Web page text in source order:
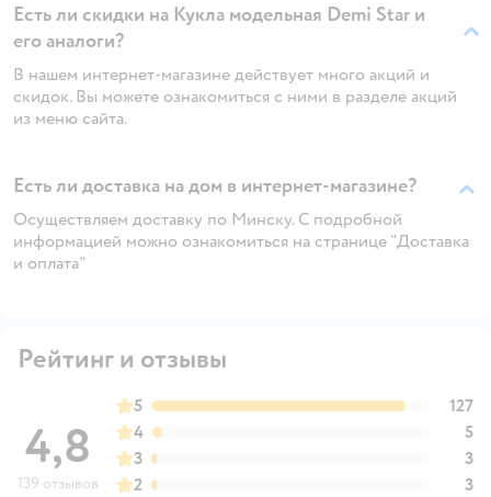
Есть ли скидки на Кукла модельная Demi Star и
его аналоги?
В нашем интернет-магазине действует много акций и
скидок. Вы можете ознакомиться с ними в разделе акций
из меню сайта.
Есть ли доставка на дом в интернет-магазине?
Осуществляем доставку по Минску. С подробной
информацией можно ознакомиться на странице "Доставка
и оплата"
Рейтинг и отзывы
4,8
139 отзывов
5
127
4
5
3
3
2
3